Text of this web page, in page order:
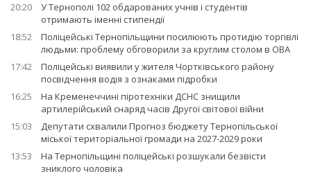
20:20
У Тернополі 102 обдарованих учнів і студентів
отримають іменні стипендії
18:52
Поліцейські Тернопільщини посилюють протидію торгівлі
людьми: проблему обговорили за круглим столом в ОВА
17:42
Поліцейські виявили у жителя Чортківського району
посвідчення водія з ознаками підробки
16:25
На Кременеччині піротехніки ДСНС знищили
артилерійський снаряд часів Другої світової війни
15:03
Депутати схвалили Прогноз бюджету Тернопільської
міської територіальної громади на 2027-2029 роки
13:53
На Тернопільщині поліцейські розшукали безвісти
зниклого чоловіка